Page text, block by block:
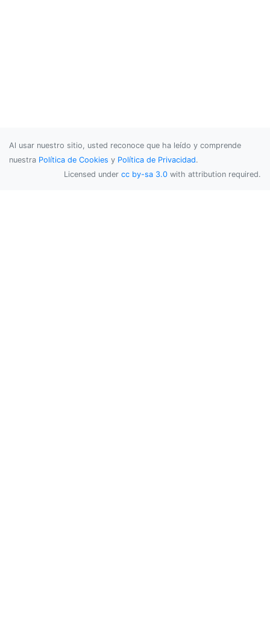
Al usar nuestro sitio, usted reconoce que ha leído y comprende
nuestra Política de Cookies y Política de Privacidad.
Licensed under cc by-sa 3.0 with attribution required.